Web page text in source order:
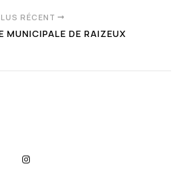
RÉCENT
MUNICIPALE DE RAIZEUX